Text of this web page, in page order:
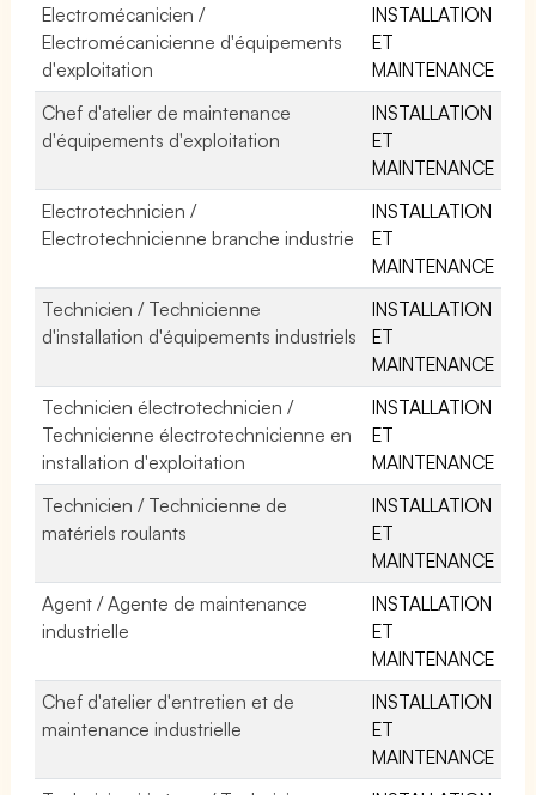
Electromécanicien /
Electromécanicienne d'équipements
d'exploitation
INSTALLATION
ET
MAINTENANCE
Chef d'atelier de maintenance
d'équipements d'exploitation
INSTALLATION
ET
MAINTENANCE
Electrotechnicien /
Electrotechnicienne branche industrie
INSTALLATION
ET
MAINTENANCE
Technicien / Technicienne
d'installation d'équipements industriels
INSTALLATION
ET
MAINTENANCE
Technicien électrotechnicien /
Technicienne électrotechnicienne en
installation d'exploitation
INSTALLATION
ET
MAINTENANCE
Technicien / Technicienne de
matériels roulants
INSTALLATION
ET
MAINTENANCE
Agent / Agente de maintenance
industrielle
INSTALLATION
ET
MAINTENANCE
Chef d'atelier d'entretien et de
maintenance industrielle
INSTALLATION
ET
MAINTENANCE